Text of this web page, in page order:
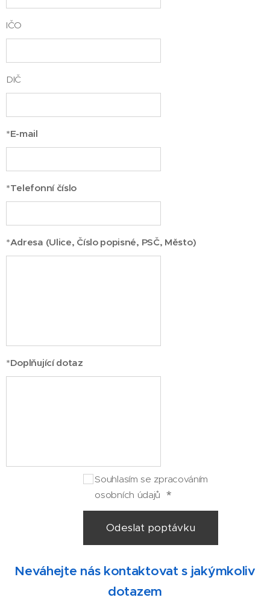
IČO
DIČ
*E-mail
*Telefonní číslo
*Adresa (Ulice, Číslo popisné, PSČ, Město)
*Doplňující dotaz
Souhlasím se zpracováním
osobních údajů
Odeslat poptávku
Neváhejte nás kontaktovat s jakýmkoliv
dotazem